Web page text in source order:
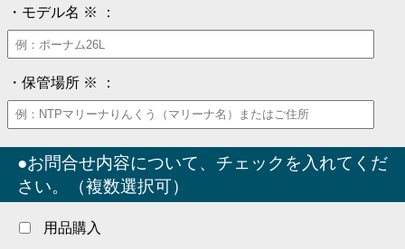
・モデル名 ※ ：
・保管場所 ※ ：
●お問合せ内容について、チェックを入れてくだ
さい。（複数選択可）
用品購入